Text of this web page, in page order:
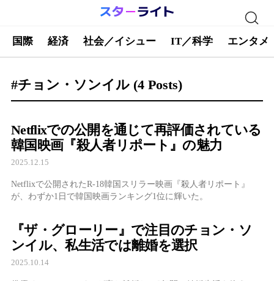
国際 経済 社会／イシュー IT／科学 エンタメ
#チョン・ソンイル (4 Posts)
Netflixでの公開を通じて再評価されている
韓国映画『殺人者リポート』の魅力
2025.12.15
Netflixで公開されたR-18韓国スリラー映画『殺人者リポート』
が、わずか1日で韓国映画ランキング1位に輝いた。
『ザ・グローリー』で注目のチョン・ソ
ンイル、私生活では離婚を選択
2025.10.14